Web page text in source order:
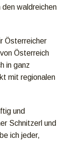
den waldreichen
Österreicher
Österreich
in ganz
mit regionalen
und
Schnitzerl und
ich jeder,